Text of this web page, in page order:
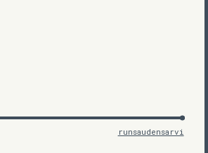
runsaudensarvi